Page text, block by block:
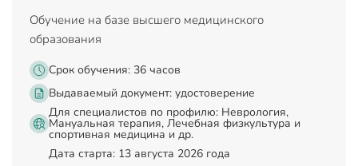
Обучение на базе высшего медицинского
образования
Срок обучения: 36 часов
Выдаваемый документ: удостоверение
Для специалистов по профилю: Неврология,
Мануальная терапия, Лечебная физкультура и
спортивная медицина и др.
Дата старта: 13 августа 2026 года